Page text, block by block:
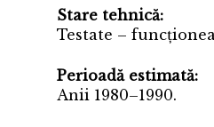
Stare tehnică:
Testate –
Perioadă estimată:
Anii 1980–1990.